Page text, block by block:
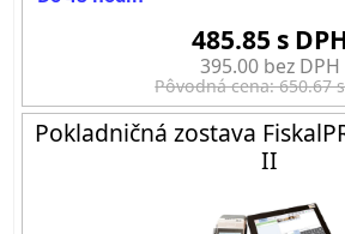
485.85 s
395.00 bez DPH
Pôvodná cena: 650.67
Pokladničná zostava
II